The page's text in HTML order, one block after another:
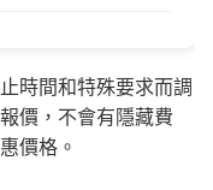
時間和特殊要求而調
價，不會有隱藏費
價格。